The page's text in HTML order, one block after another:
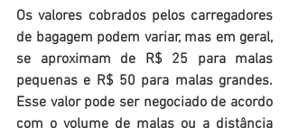
Os valores cobrados pelos carregadores
de bagagem podem variar, mas em geral,
se aproximam de R$ 25 para malas
pequenas e R$ 50 para malas grandes.
Esse valor pode ser negociado de acordo
com o volume de malas ou a distância